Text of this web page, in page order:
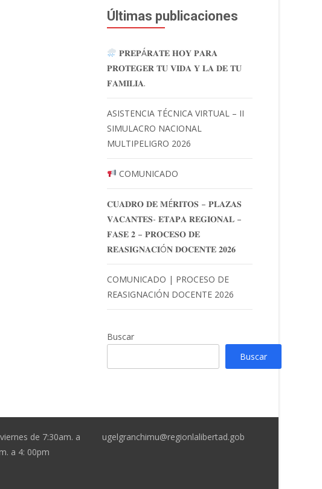
Últimas publicaciones
𝐏𝐑𝐄𝐏Á𝐑𝐀𝐓𝐄 𝐇𝐎𝐘 𝐏𝐀𝐑𝐀
𝐏𝐑𝐎𝐓𝐄𝐆𝐄𝐑 𝐓𝐔 𝐕𝐈𝐃𝐀 𝐘 𝐋𝐀 𝐃𝐄 𝐓𝐔
𝐅𝐀𝐌𝐈𝐋𝐈𝐀.
ASISTENCIA TÉCNICA VIRTUAL – II
SIMULACRO NACIONAL
MULTIPELIGRO 2026
COMUNICADO
𝐂𝐔𝐀𝐃𝐑𝐎 𝐃𝐄 𝐌É𝐑𝐈𝐓𝐎𝐒 – 𝐏𝐋𝐀𝐙𝐀𝐒
𝐕𝐀𝐂𝐀𝐍𝐓𝐄𝐒- 𝐄𝐓𝐀𝐏𝐀 𝐑𝐄𝐆𝐈𝐎𝐍𝐀𝐋 –
𝐅𝐀𝐒𝐄 𝟐 – 𝐏𝐑𝐎𝐂𝐄𝐒𝐎 𝐃𝐄
𝐑𝐄𝐀𝐒𝐈𝐆𝐍𝐀𝐂𝐈Ó𝐍 𝐃𝐎𝐂𝐄𝐍𝐓𝐄 𝟐𝟎𝟐𝟔
COMUNICADO | PROCESO DE
REASIGNACIÓN DOCENTE 2026
Buscar
Buscar
de 7:30am. a
a 4: 00pm
ugelgranchimu@regionlalibertad.gob